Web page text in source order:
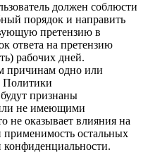
должен соблюсти
порядок и направить
претензию в
ответа на претензию
рабочих дней.
причинам одно или
Политики
признаны
не имеющими
не оказывает влияния на
применимость остальных